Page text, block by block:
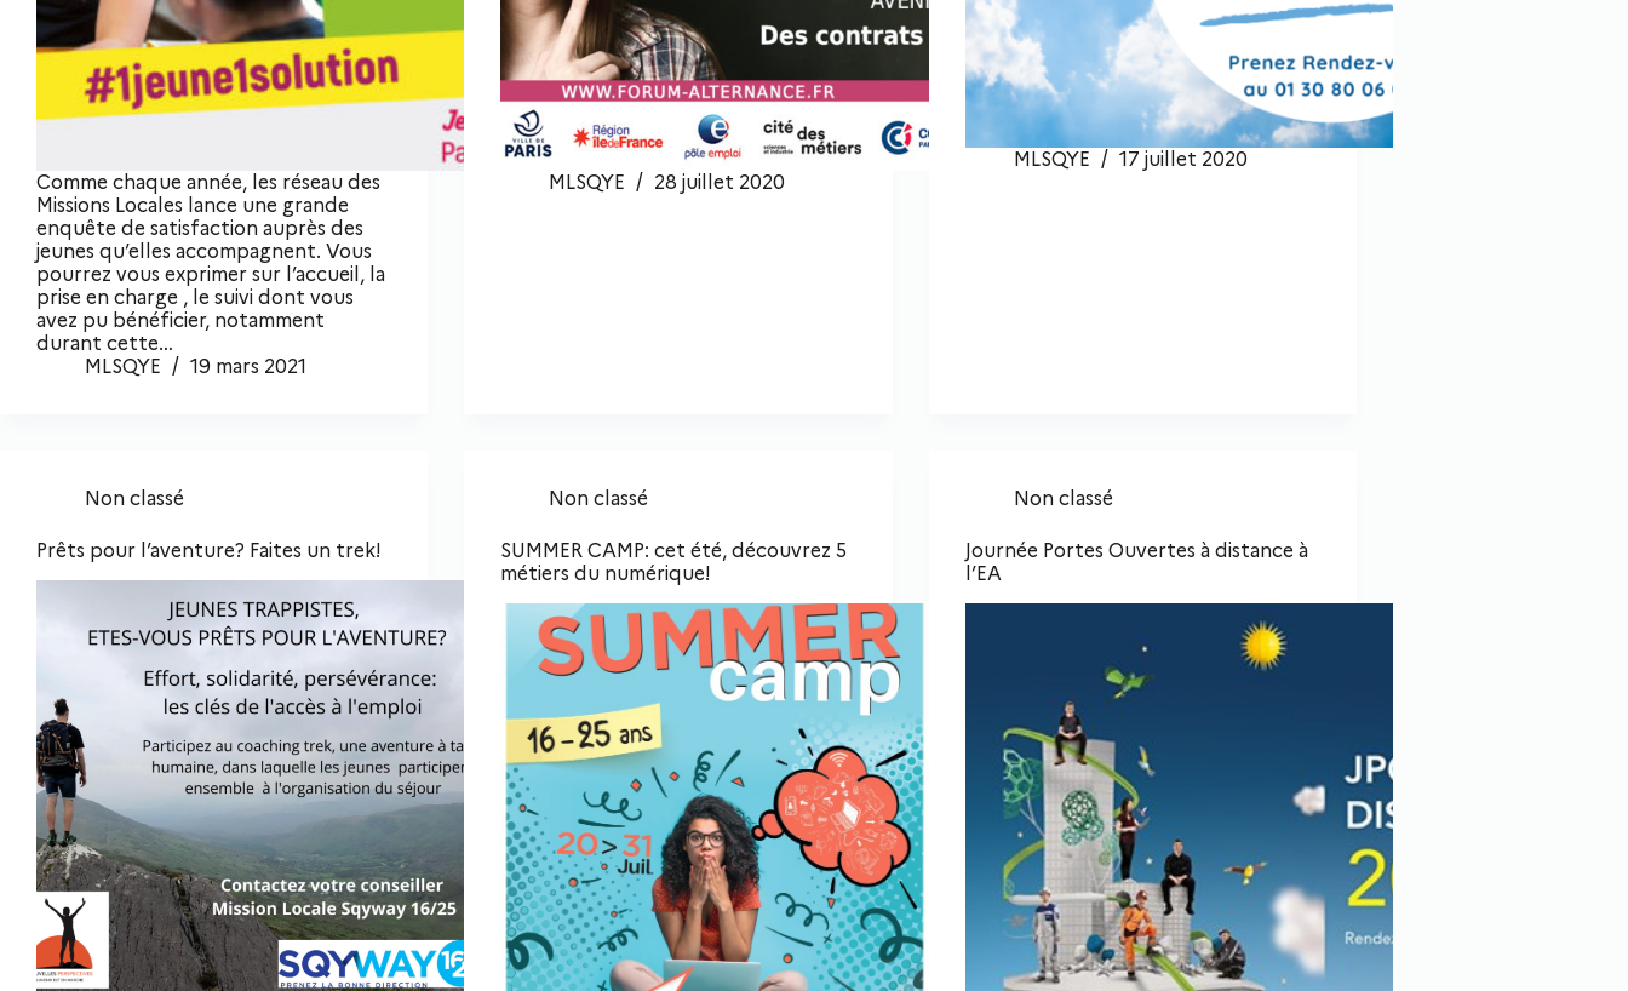
Comme chaque année, les réseau des
Missions Locales lance une grande
enquête de satisfaction auprès des
jeunes qu’elles accompagnent. Vous
pourrez vous exprimer sur l’accueil, la
prise en charge , le suivi dont vous
avez pu bénéficier, notamment
durant cette…
MLSQYE
19 mars 2021
MLSQYE 28 juillet 2020
MLSQYE 17 juillet 2020
Non classé
Prêts pour l’aventure? Faites un trek!
Non classé
SUMMER CAMP: cet été, découvrez 5
métiers du numérique!
Non classé
Journée Portes Ouvertes à distance à
l’EA